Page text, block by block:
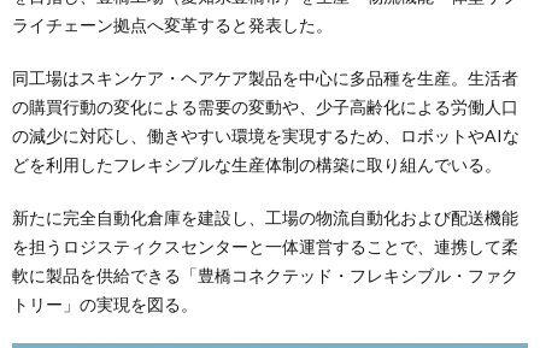
ライチェーン拠点へ変革すると発表した。
同工場はスキンケア・ヘアケア製品を中心に多品種を生産。生活者
の購買行動の変化による需要の変動や、少子高齢化による労働人口
の減少に対応し、働きやすい環境を実現するため、ロボットやAIな
どを利用したフレキシブルな生産体制の構築に取り組んでいる。
新たに完全自動化倉庫を建設し、工場の物流自動化および配送機能
を担うロジスティクスセンターと一体運営することで、連携して柔
軟に製品を供給できる「豊橋コネクテッド・フレキシブル・ファク
トリー」の実現を図る。